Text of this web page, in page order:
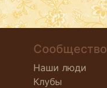
Сообщество
Наши люди
Клубы